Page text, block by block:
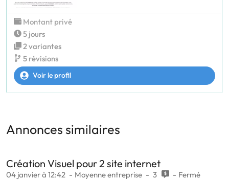
Montant privé
5 jours
2 variantes
5 révisions
Voir le profil
Annonces similaires
Création Visuel pour 2 site internet
04 janvier à 12:42 Moyenne entreprise 3 Fermé